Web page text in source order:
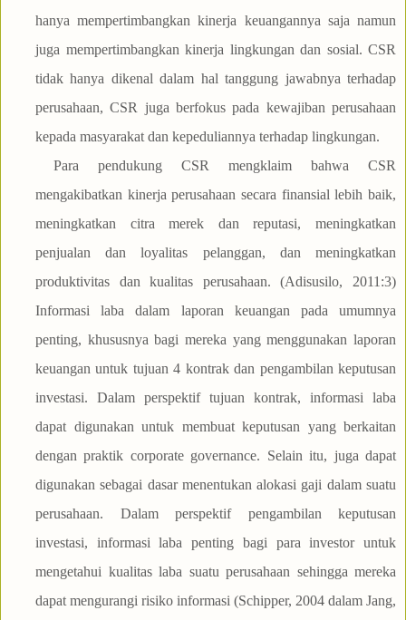
hanya mempertimbangkan kinerja keuangannya saja namun
juga mempertimbangkan kinerja lingkungan dan sosial. CSR
tidak hanya dikenal dalam hal tanggung jawabnya terhadap
perusahaan, CSR juga berfokus pada kewajiban perusahaan
kepada masyarakat dan kepeduliannya terhadap lingkungan.
Para pendukung CSR mengklaim bahwa CSR
mengakibatkan kinerja perusahaan secara finansial lebih baik,
meningkatkan citra merek dan reputasi, meningkatkan
penjualan dan loyalitas pelanggan, dan meningkatkan
produktivitas dan kualitas perusahaan. (Adisusilo, 2011:3)
Informasi laba dalam laporan keuangan pada umumnya
penting, khususnya bagi mereka yang menggunakan laporan
keuangan untuk tujuan 4 kontrak dan pengambilan keputusan
investasi. Dalam perspektif tujuan kontrak, informasi laba
dapat digunakan untuk membuat keputusan yang berkaitan
dengan praktik corporate governance. Selain itu, juga dapat
digunakan sebagai dasar menentukan alokasi gaji dalam suatu
perusahaan. Dalam perspektif pengambilan keputusan
investasi, informasi laba penting bagi para investor untuk
mengetahui kualitas laba suatu perusahaan sehingga mereka
dapat mengurangi risiko informasi (Schipper, 2004 dalam Jang,